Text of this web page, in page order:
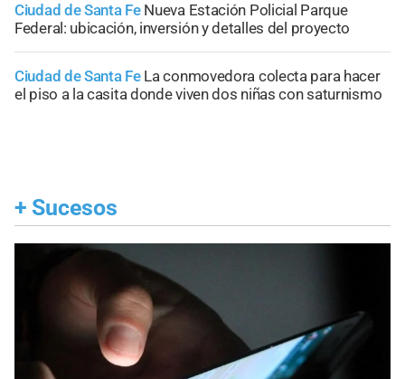
Ciudad de Santa Fe Nueva Estación Policial Parque
Federal: ubicación, inversión y detalles del proyecto
Ciudad de Santa Fe La conmovedora colecta para hacer
el piso a la casita donde viven dos niñas con saturnismo
+ Sucesos